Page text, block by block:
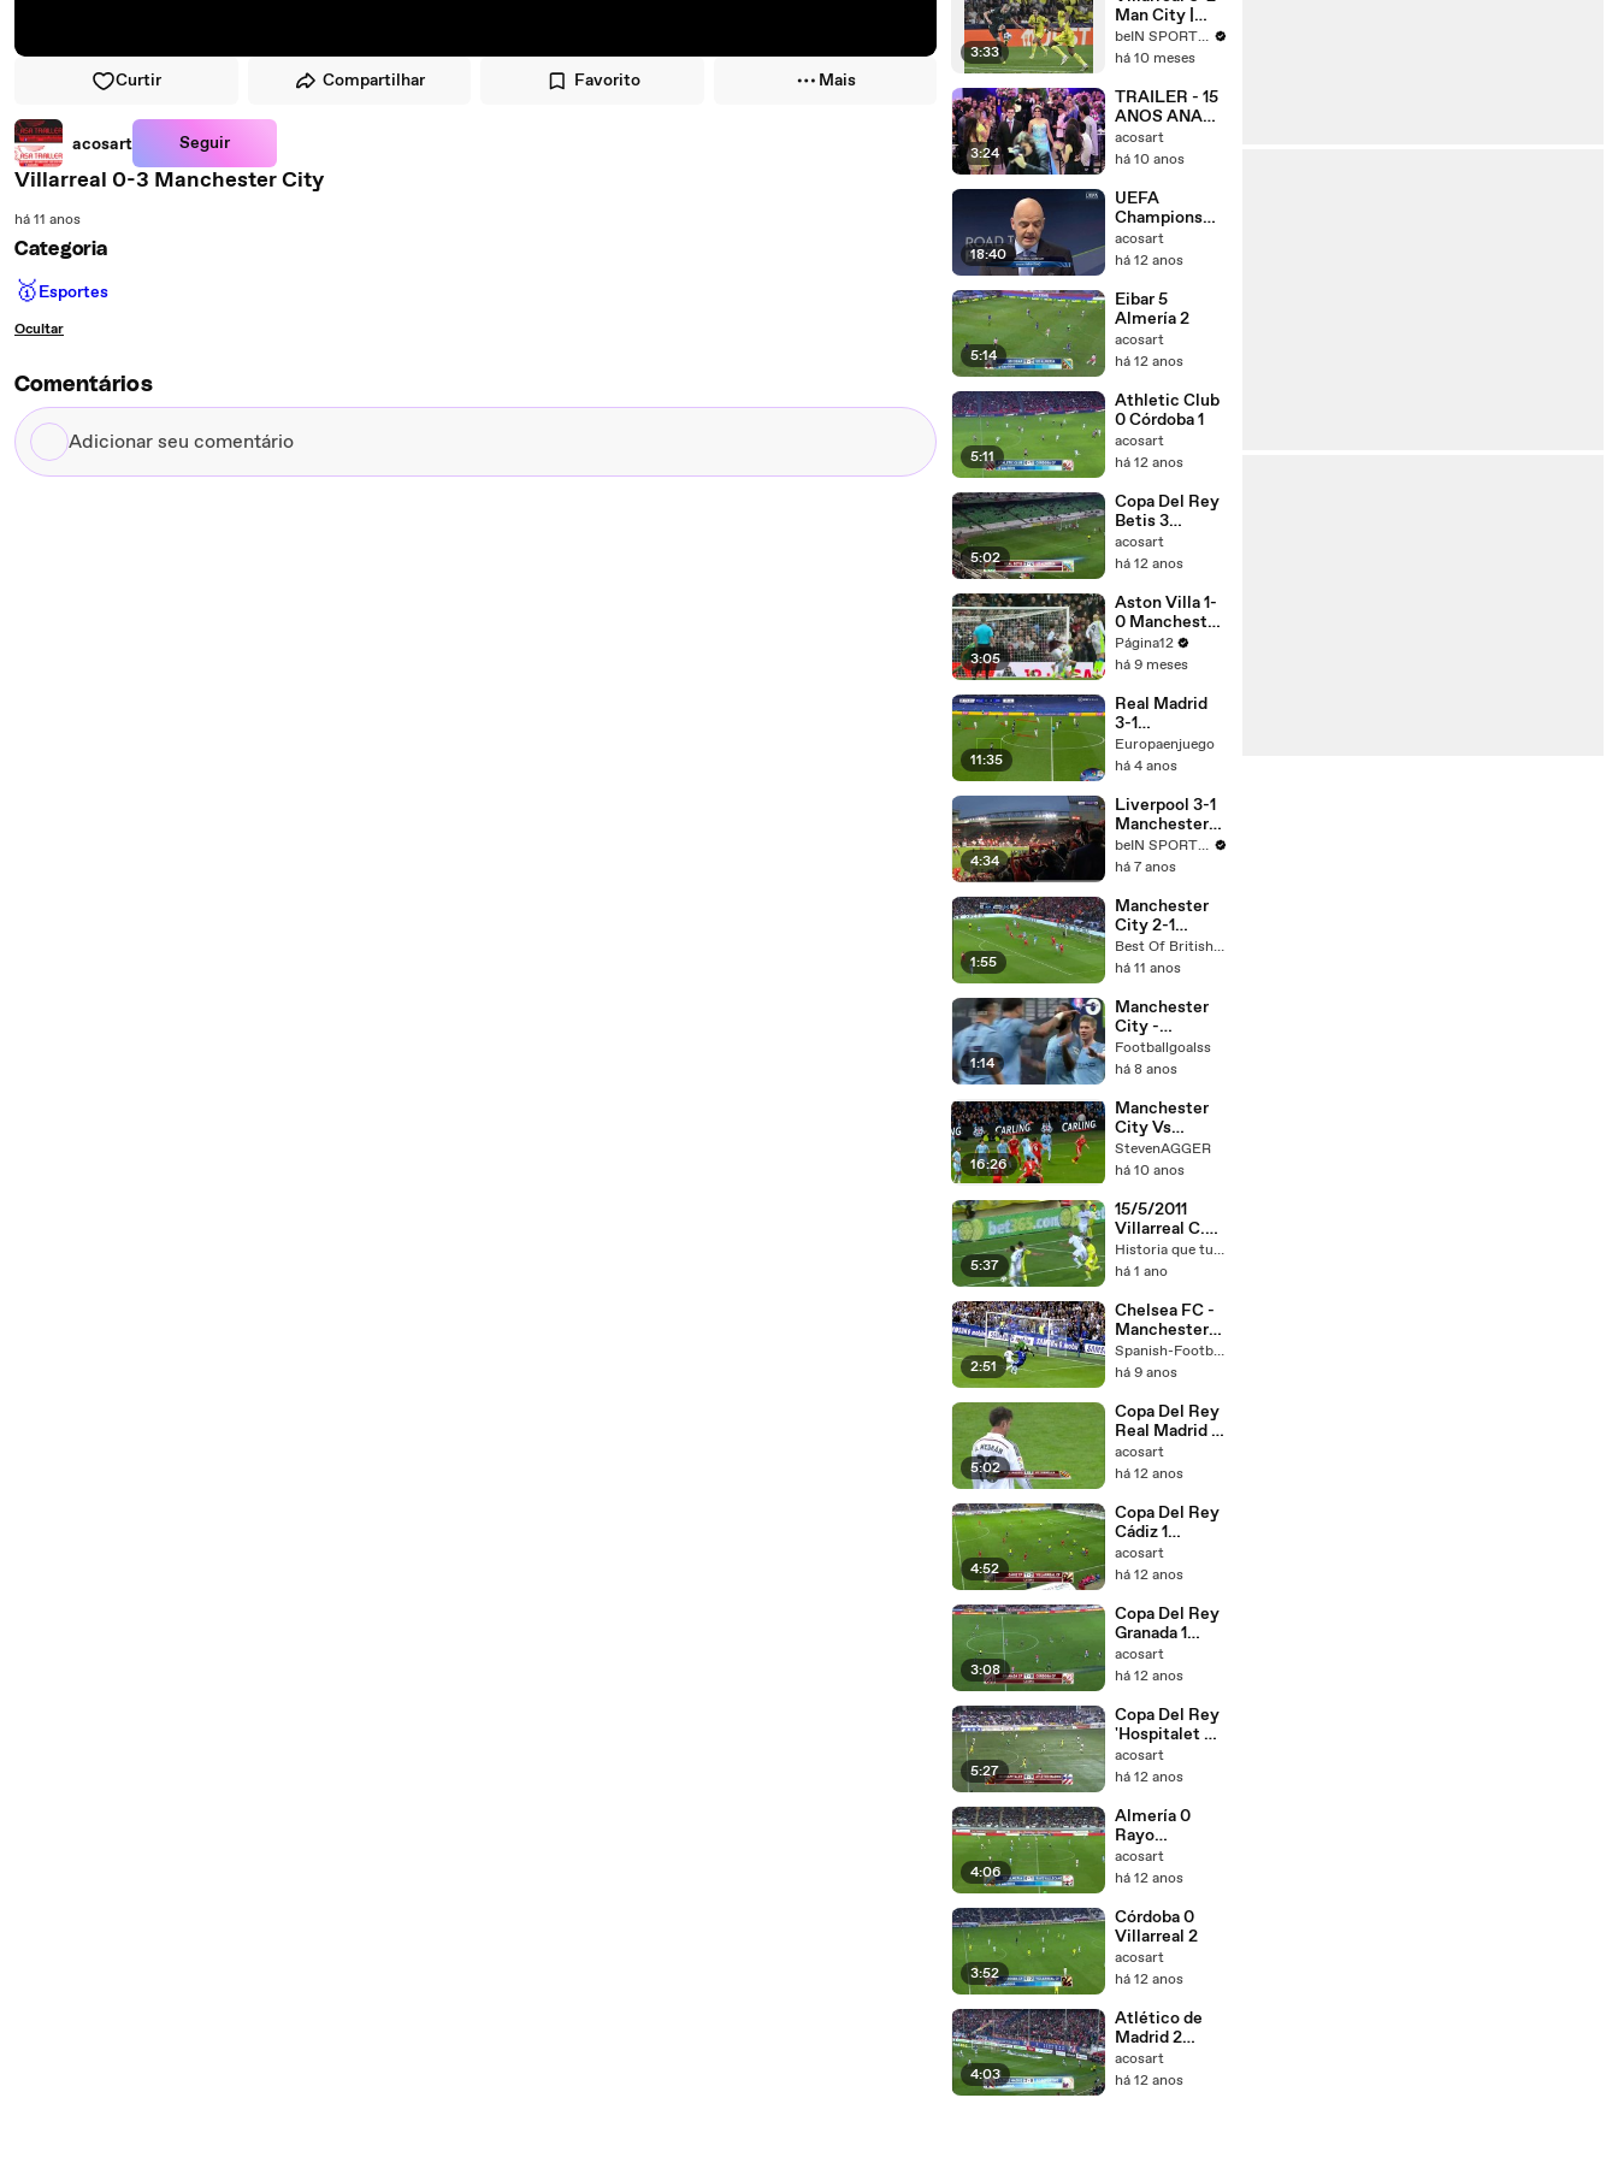
Curtir Compartilhar Favorito Mais
acosart Seguir
Villarreal 0-3 Manchester City
há 11 anos
Categoria
🥇Esportes
Ocultar
Comentários
Adicionar
seu
3:33
Man City |
HighlightsbeIN SPORTS MENA
há 10 meses
3:24
TRAILER - 15
ANOS ANA
ELISA -
DORNELAS
acosart
há 10 anos
18:40
UEFA
Champions
League round
of 16 draw
acosart
há 12 anos
5:14
Eibar 5
Almería 2
acosart
há 12 anos
5:11
Athletic Club
0 Córdoba 1
acosart
há 12 anos
5:02
Copa Del Rey
Betis 3
acosart
há 12 anos
3:05
Aston Villa 1-
0 Manchester
City
Página12
há 9 meses
11:35
Real Madrid
3-1
Manchester
City
Europaenjuego
há 4 anos
4:34
Liverpool 3-1
Manchester
City
beIN SPORTS MENA
há 7 anos
1:55
Manchester
City 2-1
Sevilla
Best Of British Comedy
há 11 anos
1:14
Manchester
City -
Rotherham 3-
0 OWN GOAL
Footballgoalss
há 8 anos
16:26
Manchester
City Vs
Liverpool
Semi final 0-1
StevenAGGER
há 10 anos
5:37
15/5/2011
Villarreal C.F.-
Real Madrid
(1-3) Liga
Historia que tu hiciste
há 1 ano
2:51
Chelsea FC -
Manchester
City 6-0
Spanish-Football
há 9 anos
5:02
Copa Del Rey
Real Madrid 5
acosart
há 12 anos
4:52
Copa Del Rey
Cádiz 1
acosart
há 12 anos
3:08
Copa Del Rey
Granada 1
Córdoba 0
acosart
há 12 anos
5:27
Copa Del Rey
'Hospitalet 0
Atlético de
Madrid 3
acosart
há 12 anos
4:06
Almería 0
Rayo
acosart
há 12 anos
3:52
Córdoba 0
Villarreal 2
acosart
há 12 anos
4:03
Atlético de
Madrid 2
Deportivo de
la Coruña 0
acosart
há 12 anos